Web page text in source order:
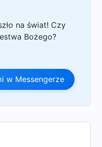
na świat! Czy
Bożego?
w Messengerze